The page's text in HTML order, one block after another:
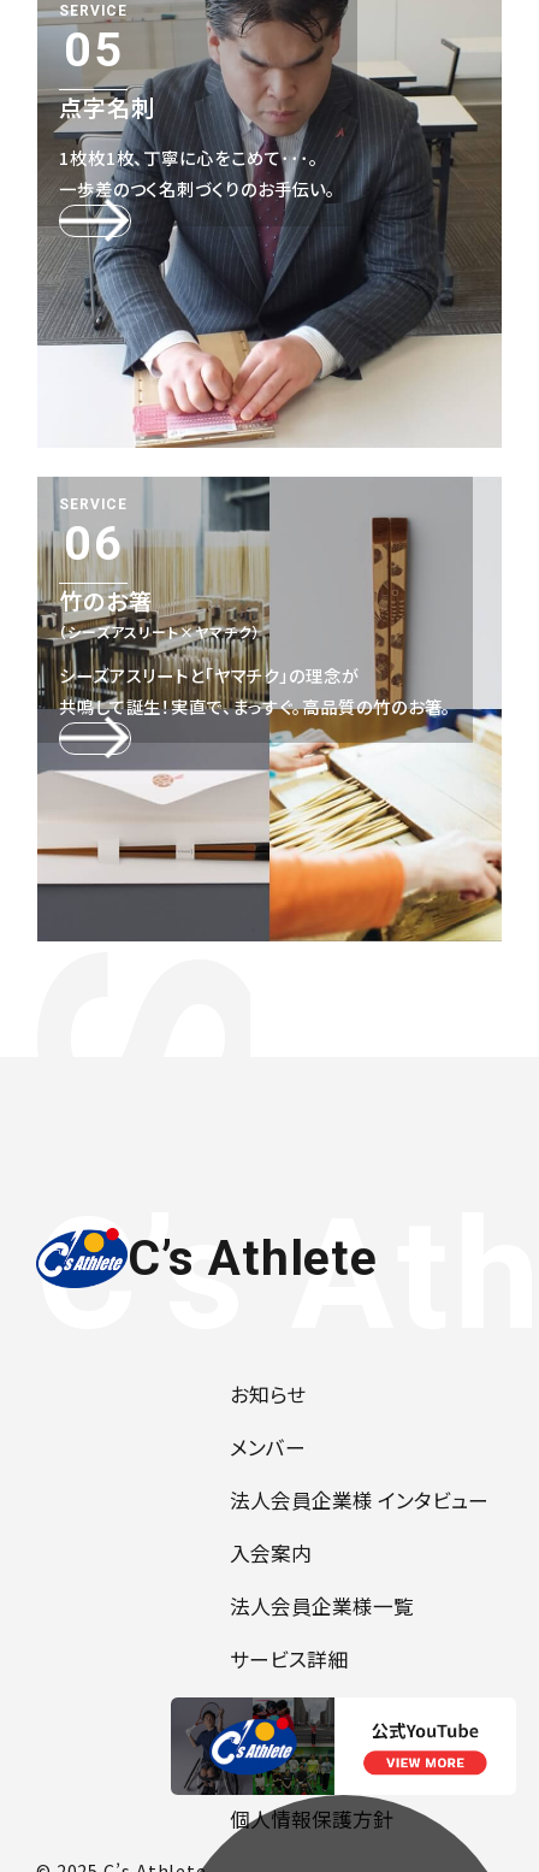
SERVICE
05
点字名刺
1枚枚1枚、丁寧に心をこめて･･･。
一歩差のつく名刺づくりのお手伝い。
SERVICE
06
竹のお箸
（シーズアスリート×ヤマチク）
シーズアスリートと「ヤマチク」の理念が
共鳴して誕生！実直で、まっすぐ。高品質の竹のお箸。
C’s Athlete
お知らせ
メンバー
法人会員企業様 インタビュー
入会案内
法人会員企業様一覧
サービス詳細
当サイトのリンクについて
障害者の表記について
個人情報保護方針